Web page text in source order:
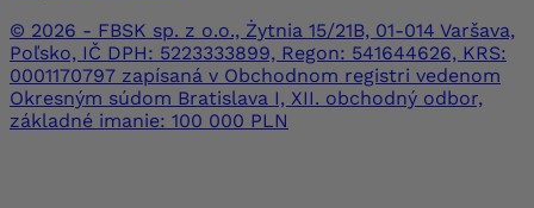
© 2026 - FBSK sp. z o.o., Żytnia 15/21B, 01-014 Varšava,
Poľsko, IČ DPH: 5223333899, Regon: 541644626, KRS:
0001170797 zapísaná v Obchodnom registri vedenom
Okresným súdom Bratislava I, XII. obchodný odbor,
základné imanie: 100 000 PLN